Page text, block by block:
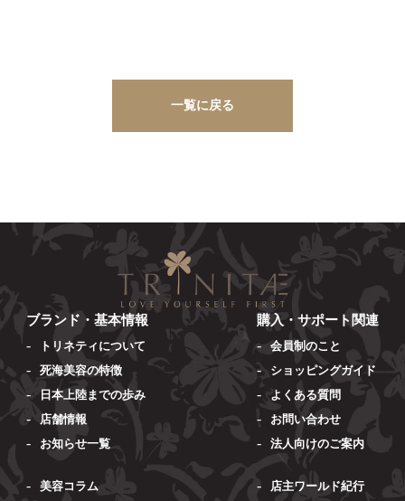
一覧に戻る
ブランド・基本情報
トリネティについて
死海美容の特徴
日本上陸までの歩み
店舗情報
お知らせ一覧
美容コラム
購入・サポート関連
会員制のこと
ショッピングガイド
よくある質問
お問い合わせ
法人向けのご案内
店主ワールド紀行